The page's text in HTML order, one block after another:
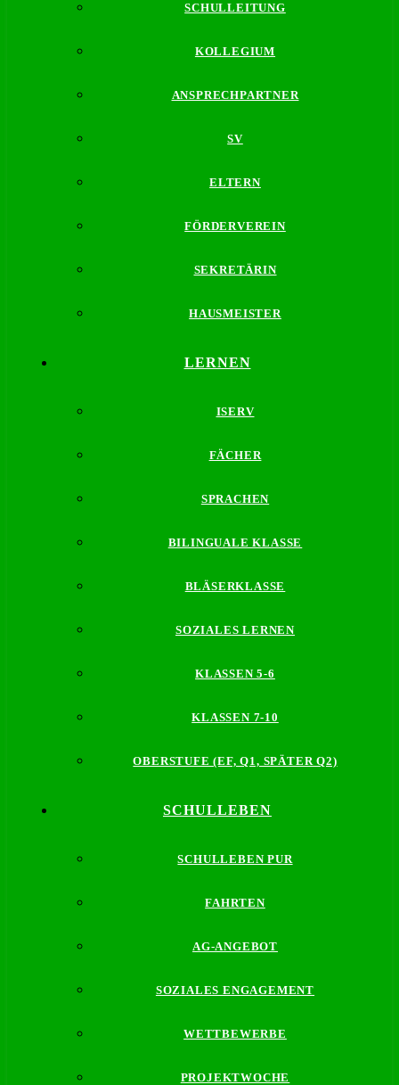
SCHULLEITUNG
KOLLEGIUM
ANSPRECHPARTNER
SV
ELTERN
FÖRDERVEREIN
SEKRETÄRIN
HAUSMEISTER
LERNEN
ISERV
FÄCHER
SPRACHEN
BILINGUALE KLASSE
BLÄSERKLASSE
SOZIALES LERNEN
KLASSEN 5-6
KLASSEN 7-10
OBERSTUFE (EF, Q1, SPÄTER Q2)
SCHULLEBEN
SCHULLEBEN PUR
FAHRTEN
AG-ANGEBOT
SOZIALES ENGAGEMENT
WETTBEWERBE
PROJEKTWOCHE